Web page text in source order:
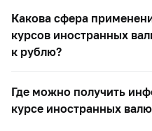
Какова сфера
курсов иностранных
к рублю?
Где можно получить
курсе иностранных